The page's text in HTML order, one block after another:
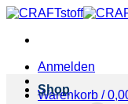
Zum
springen
Anmelden
Warenkorb /
Shop